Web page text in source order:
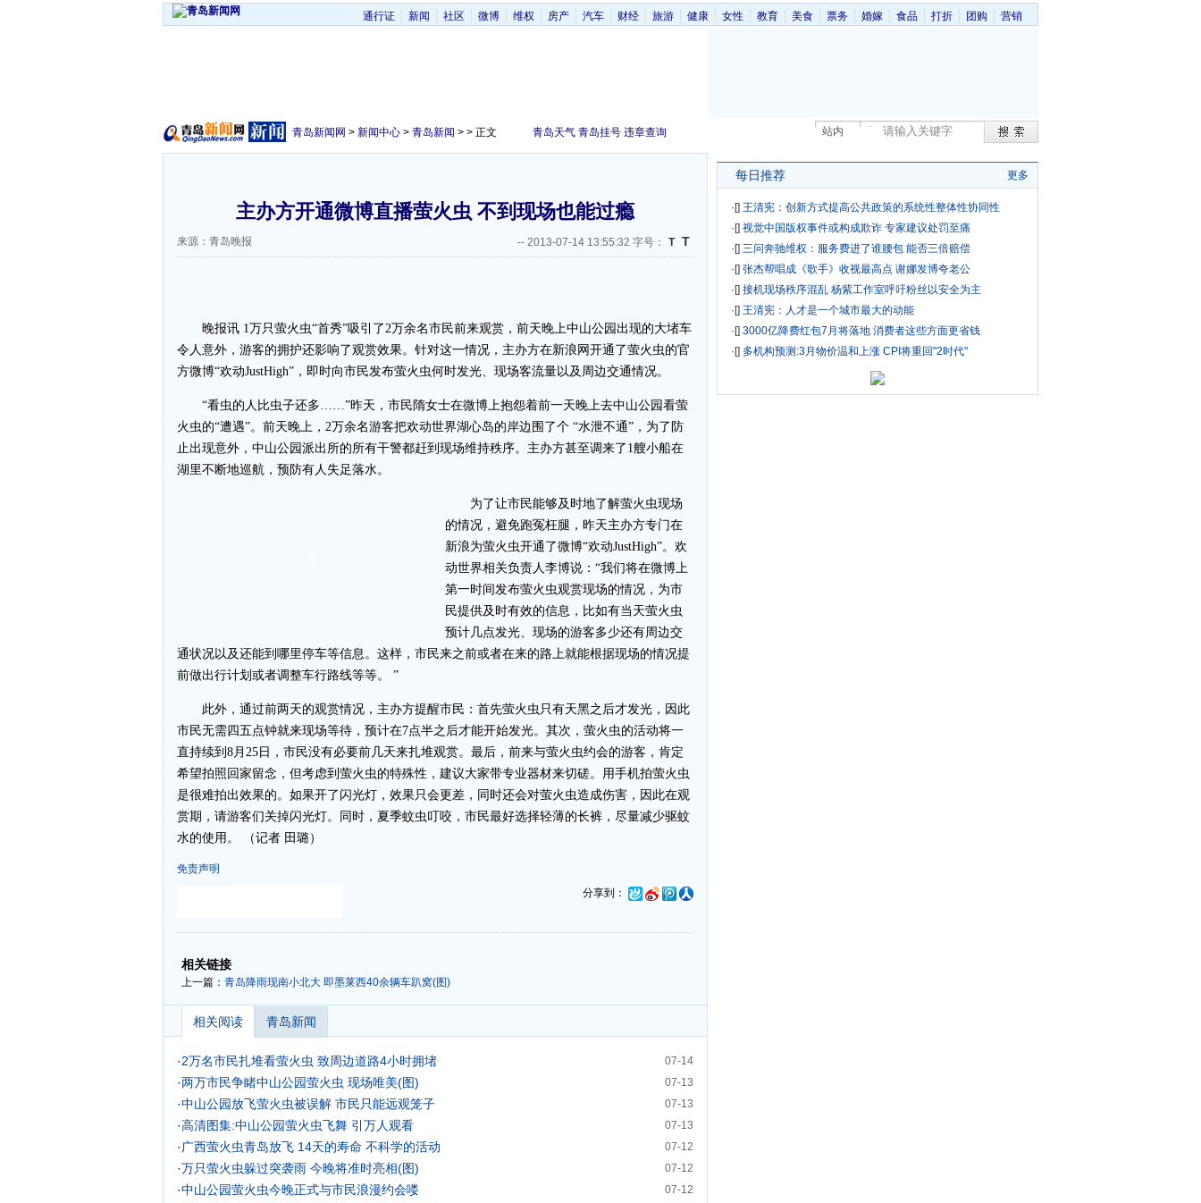
通行证 新闻 社区 微博 维权 房产 汽车 财经 旅游 健康 女性 教育 美食 票务 婚嫁 食品 打折 团购 营销
站内
青岛新闻网 > 新闻中心 > 青岛新闻 > > 正文 青岛天气 青岛挂号 违章查询
主办方开通微博直播萤火虫 不到现场也能过瘾
来源：青岛晚报 -- 2013-07-14 13:55:32 字号： T T
晚报讯 1万只萤火虫“首秀”吸引了2万余名市民前来观赏，前天晚上中山公园出现的大堵车
令人意外，游客的拥护还影响了观赏效果。针对这一情况，主办方在新浪网开通了萤火虫的官
方微博“欢动JustHigh”，即时向市民发布萤火虫何时发光、现场客流量以及周边交通情况。
“看虫的人比虫子还多……”昨天，市民隋女士在微博上抱怨着前一天晚上去中山公园看萤
火虫的“遭遇”。前天晚上，2万余名游客把欢动世界湖心岛的岸边围了个 “水泄不通”，为了防
止出现意外，中山公园派出所的所有干警都赶到现场维持秩序。主办方甚至调来了1艘小船在
湖里不断地巡航，预防有人失足落水。
为了让市民能够及时地了解萤火虫现场
的情况，避免跑冤枉腿，昨天主办方专门在
新浪为萤火虫开通了微博“欢动JustHigh”。欢
动世界相关负责人李博说：“我们将在微博上
第一时间发布萤火虫观赏现场的情况，为市
民提供及时有效的信息，比如有当天萤火虫
预计几点发光、现场的游客多少还有周边交
通状况以及还能到哪里停车等信息。这样，市民来之前或者在来的路上就能根据现场的情况提
前做出行计划或者调整车行路线等等。 ”
此外，通过前两天的观赏情况，主办方提醒市民：首先萤火虫只有天黑之后才发光，因此
市民无需四五点钟就来现场等待，预计在7点半之后才能开始发光。其次，萤火虫的活动将一
直持续到8月25日，市民没有必要前几天来扎堆观赏。最后，前来与萤火虫约会的游客，肯定
希望拍照回家留念，但考虑到萤火虫的特殊性，建议大家带专业器材来切磋。用手机拍萤火虫
是很难拍出效果的。如果开了闪光灯，效果只会更差，同时还会对萤火虫造成伤害，因此在观
赏期，请游客们关掉闪光灯。同时，夏季蚊虫叮咬，市民最好选择轻薄的长裤，尽量减少驱蚊
水的使用。 （记者 田璐）
免责声明
分享到：
-
相关链接
上一篇： 青岛降雨现南小北大 即墨莱西40余辆车趴窝(图)
相关阅读 青岛新闻
07-14
·2万名市民扎堆看萤火虫 致周边道路4小时拥堵
07-13
·两万市民争睹中山公园萤火虫 现场唯美(图)
07-13
·中山公园放飞萤火虫被误解 市民只能远观笼子
07-13
·高清图集:中山公园萤火虫飞舞 引万人观看
07-12
· 广西萤火虫青岛放飞 14天的寿命 不科学的活动
07-12
·万只萤火虫躲过突袭雨 今晚将准时亮相(图)
07-12
·中山公园萤火虫今晚正式与市民浪漫约会喽
每日推荐 更多
·[] 王清宪：创新方式提高公共政策的系统性整体性协同性
·[] 视觉中国版权事件或构成欺诈 专家建议处罚至痛
·[] 三问奔驰维权：服务费进了谁腰包 能否三倍赔偿
·[] 张杰帮唱成《歌手》收视最高点 谢娜发博夸老公
·[] 接机现场秩序混乱 杨紫工作室呼吁粉丝以安全为主
·[] 王清宪：人才是一个城市最大的动能
·[] 3000亿降费红包7月将落地 消费者这些方面更省钱
·[] 多机构预测:3月物价温和上涨 CPI将重回"2时代"